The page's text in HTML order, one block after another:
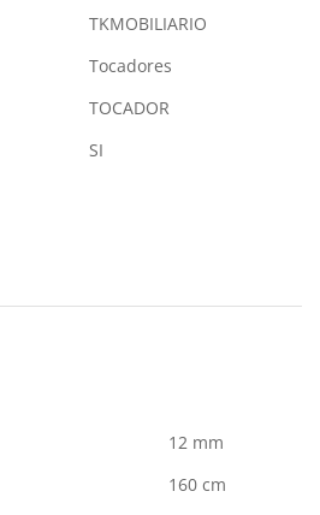
TKMOBILIARIO
Tocadores
TOCADOR
SI
12 mm
160 cm